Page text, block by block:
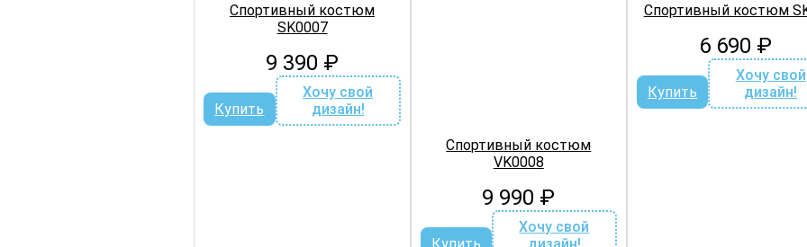
Спортивный костюм
SK0007
9 390 ₽
Купить
Хочу свой
дизайн!
Спортивный костюм
VK0008
9 990 ₽
Купить
Хочу свой
дизайн!
Спортивный костюм
6 690 ₽
Купить
Хочу свой
дизайн!